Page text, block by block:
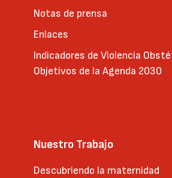
Notas de prensa
Enlaces
Indicadores de Violencia
Objetivos de la Agenda 2030
Nuestro Trabajo
Descubriendo la maternidad